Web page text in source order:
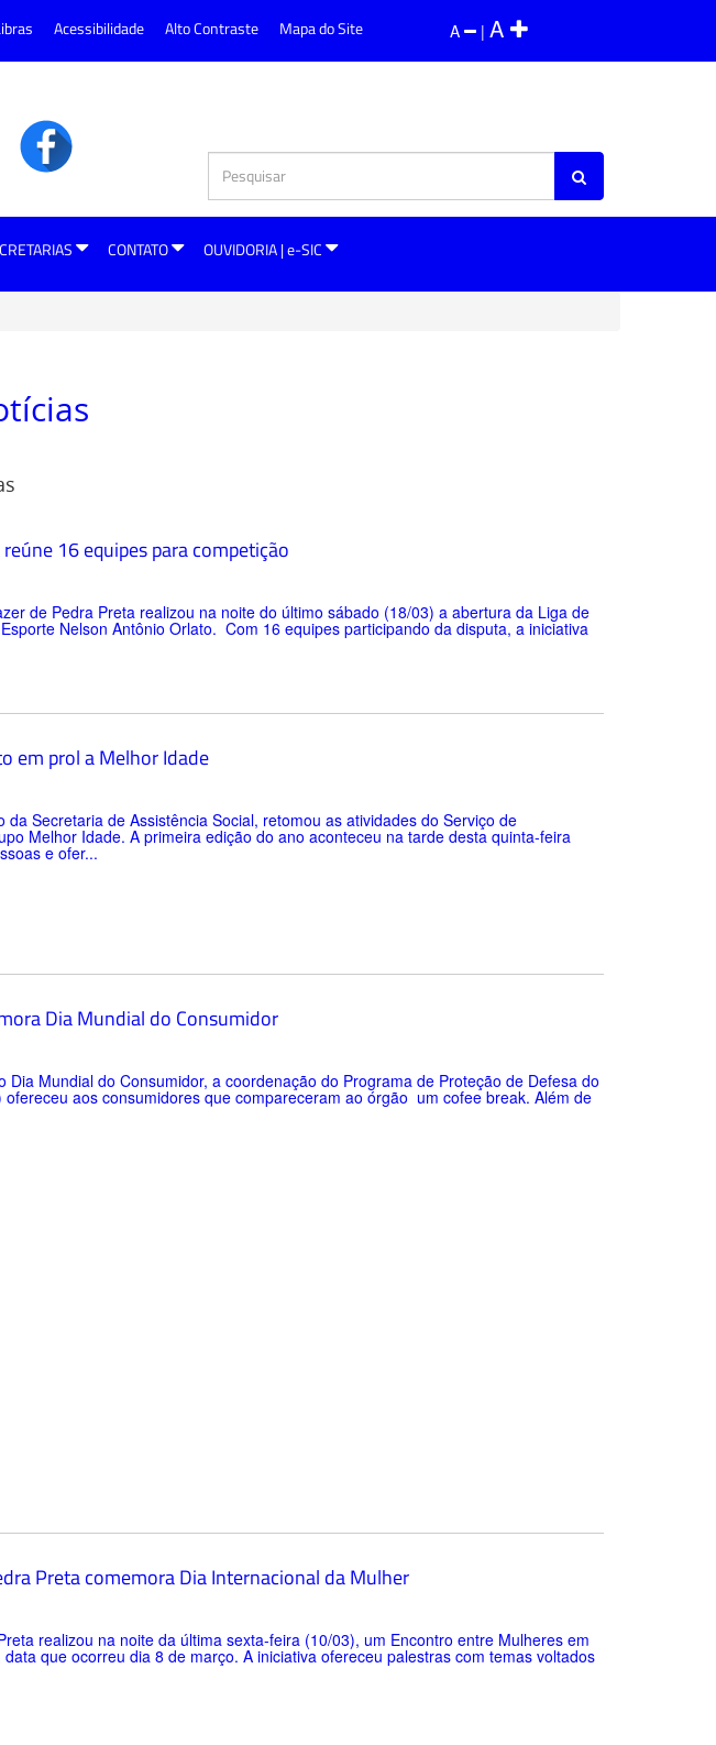
A | A
Acessibilidade Alto Contraste Mapa do Site
CONTATO OUVIDORIA | e-SIC
16 equipes para competição
de Pedra Preta realizou na noite do último sábado (18/03) a abertura da Liga de
Nelson Antônio Orlato. Com 16 equipes participando da disputa, a iniciativa
em prol a Melhor Idade
Secretaria de Assistência Social, retomou as atividades do Serviço de
Melhor Idade. A primeira edição do ano aconteceu na tarde desta quinta-feira
e ofer...
Dia Mundial do Consumidor
Mundial do Consumidor, a coordenação do Programa de Proteção de Defesa do
aos consumidores que compareceram ao órgão um cofee break. Além de
Preta comemora Dia Internacional da Mulher
realizou na noite da última sexta-feira (10/03), um Encontro entre Mulheres em
data que ocorreu dia 8 de março. A iniciativa ofereceu palestras com temas voltados